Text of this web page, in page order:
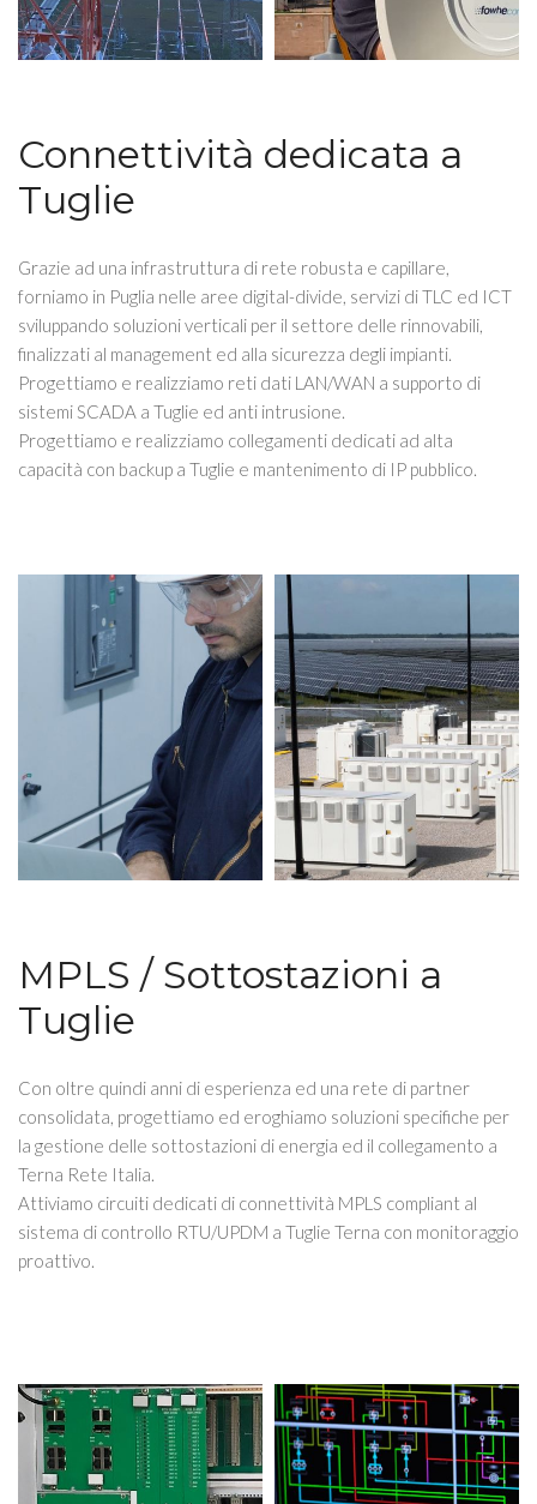
Connettività dedicata a
Tuglie
Grazie ad una infrastruttura di rete robusta e capillare,
forniamo in Puglia nelle aree digital-divide, servizi di TLC ed ICT
sviluppando soluzioni verticali per il settore delle rinnovabili,
finalizzati al management ed alla sicurezza degli impianti.
Progettiamo e realizziamo reti dati LAN/WAN a supporto di
sistemi SCADA a Tuglie ed anti intrusione.
Progettiamo e realizziamo collegamenti dedicati ad alta
capacità con backup a Tuglie e mantenimento di IP pubblico.
MPLS / Sottostazioni a
Tuglie
Con oltre quindi anni di esperienza ed una rete di partner
consolidata, progettiamo ed eroghiamo soluzioni specifiche per
la gestione delle sottostazioni di energia ed il collegamento a
Terna Rete Italia.
Attiviamo circuiti dedicati di connettività MPLS compliant al
sistema di controllo RTU/UPDM a Tuglie Terna con monitoraggio
proattivo.